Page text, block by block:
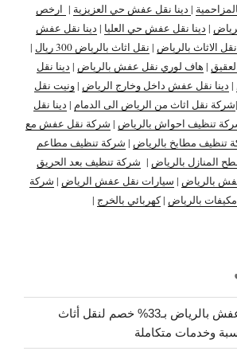
| دينا نقل عفش حي العزيزية | ارخص
| دينا نقل عفش حي العليا | دينا نقل عفش
الاثاث بالرياض | نقل اثاث بالرياض 300 ريال
|
| هاف لوري نقل عفش بالرياض | دينا نقل
| دينا نقل عفش داخل وخارج الرياض | ونيت نقل
|شركة نقل اثاث من الرياض الى الدمام | دينا نقل
تنظيف احواش بالرياض | شركة نقل عفش مع
تنظيف مطابخ بالرياض | شركة تنظيف مطاعم
المنازل بالرياض | شركة تنظيف بعد الحريق
بالرياض | سيارات نقل عفش الرياض | شركة
بالرياض |كهربائي بالخرج |
شركة نقل وتخزين عفش بالرياض بـ33% خصم لنقل أثاث
وخدمات متكاملة